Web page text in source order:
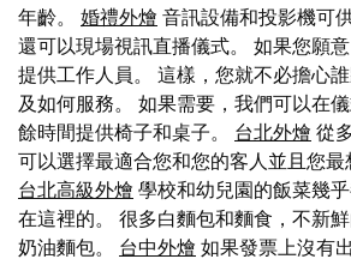
年齡。 婚禮外燴 音訊設備和投影機可
還可以現場視訊直播儀式。 如果您願
提供工作人員。 這樣，您就不必擔心
及如何服務。 如果需要，我們可以在
餘時間提供椅子和桌子。 台北外燴 從
可以選擇最適合您和您的客人並且您最
台北高級外燴 學校和幼兒園的飯菜幾
在這裡的。 很多白麵包和麵食，不新
奶油麵包。 台中外燴 如果發票上沒有